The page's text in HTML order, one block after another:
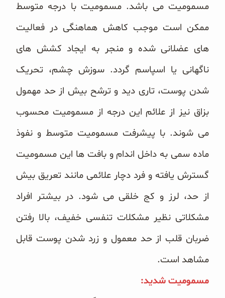
مسمومیت می باشد. مسمومیت با درجه متوسط
ممکن است موجب کاهش هماهنگی در فعالیت
های عضلانی شده و منجر به ایجاد کشش های
ناگهانی یا اسپاسم گردد. سوزش چشم، تحریک
شدن پوست، تاری دید و ترشح بیش از حد مهمول
بزاق نیز از علائم این درجه از مسمومیت محسوب
می شوند. با پیشرفت مسمومیت متوسط و نفوذ
ماده سمی به داخل اندام و بافت ها این مسمومیت
گسترش یافته و فرد دچار علائمی مانند تعریق بیش
از حد، لرز و کج خلقی می شود. در بیشتر افراد
مشکلاتی نظیر مشکلات تنفسی خفیف، بالا رفتن
ضربان قلب از حد معمول و زرد شدن پوست قابل
مشاهد است.
مسمومیت شدید: